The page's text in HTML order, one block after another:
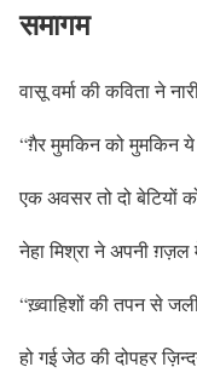
समागम
वासू वर्मा की कविता ने
“ग़ैर मुमकिन को मुमकिन ये
एक अवसर तो दो बेटियों
नेहा मिश्रा ने अपनी ग़ज़ल
“ख़्वाहिशों की तपन से
हो गई जेठ की दोपहर